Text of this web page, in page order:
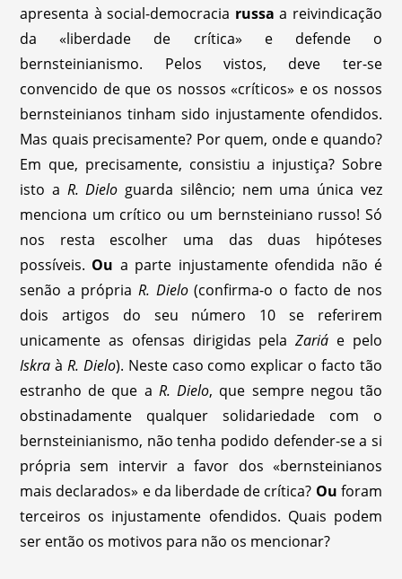
apresenta à social-democracia russa a reivindicação
da «liberdade de crítica» e defende o
bernsteinianismo. Pelos vistos, deve ter-se
convencido de que os nossos «críticos» e os nossos
bernsteinianos tinham sido injustamente ofendidos.
Mas quais precisamente? Por quem, onde e quando?
Em que, precisamente, consistiu a injustiça? Sobre
isto a R. Dielo guarda silêncio; nem uma única vez
menciona um crítico ou um bernsteiniano russo! Só
nos resta escolher uma das duas hipóteses
possíveis. Ou a parte injustamente ofendida não é
senão a própriaR. Dielo(confirma-o o facto de nos
dois artigos do seu número 10 se referirem
unicamente as ofensas dirigidas pelaZariá e pelo
Iskra à R. Dielo). Neste caso como explicar o facto tão
estranho de que a R. Dielo, que sempre negou tão
obstinadamente qualquer solidariedade com o
bernsteinianismo, não tenha podido defender-se a si
própria sem intervir a favor dos «bernsteinianos
mais declarados» e da liberdade de crítica? Ou foram
terceiros os injustamente ofendidos. Quais podem
ser então os motivos para não os mencionar?